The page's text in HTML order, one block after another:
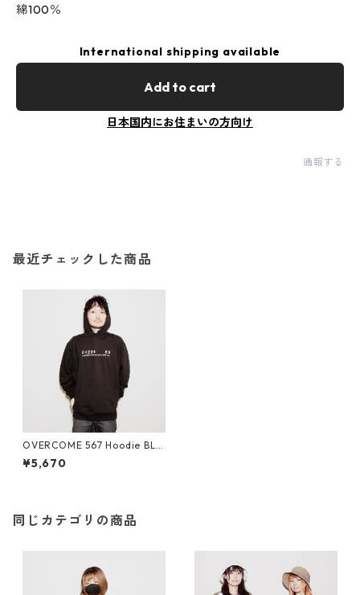
綿100％
International shipping available
Add to cart
日本国内にお住まいの方向け
通報する
最近チェックした商品
OVERCOME 567 Hoodie BLA
CK×WHT
¥5,670
同じカテゴリの商品